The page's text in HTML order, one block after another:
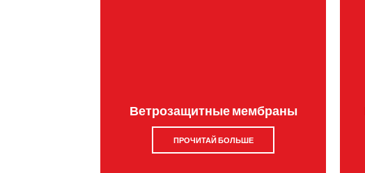
Ветрозащитные мембраны
ПРОЧИТАЙ БОЛЬШЕ